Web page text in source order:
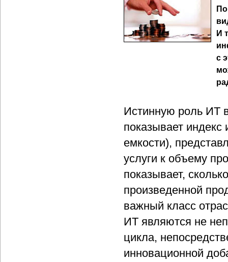
И
с
Истинную роль ИТ
показывает
емкости),
услуги к объему
показывает,
произведенной
важный класс
ИТ являются не
цикла,
инновационной